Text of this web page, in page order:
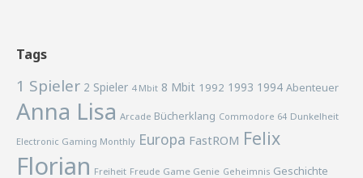
Tags
1 Spieler 2 Spieler 4 Mbit 8 Mbit 1992 1993 1994 Abenteuer
Anna Lisa Arcade Bücherklang Commodore 64 Dunkelheit
Electronic Gaming Monthly Europa FastROM Felix
Florian Freiheit Freude Game Genie Geheimnis Geschichte